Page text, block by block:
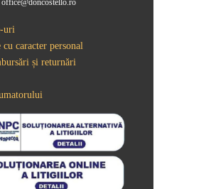
uri
caracter personal
și returnări